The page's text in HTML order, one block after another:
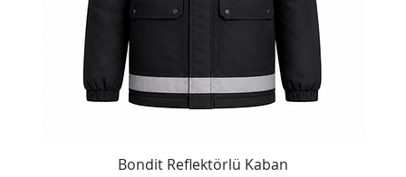
Bondit Reflektörlü Kaban